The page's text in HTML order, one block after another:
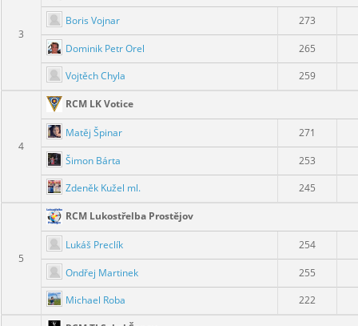
3
Boris Vojnar 273
Dominik Petr Orel
265
Vojtěch Chyla
259
4
RCM LK Votice
Matěj Špinar 271
Šimon Bárta
253
Zdeněk Kužel ml.
245
5
RCM Lukostřelba Prostějov
Lukáš Preclík 254
Ondřej Martinek
255
Michael Roba
222